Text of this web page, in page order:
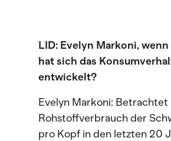
LID: Evelyn Markoni,
hat sich das
entwickelt?
Evelyn Markoni:
Rohstoffverbrauch der
pro Kopf in den letzten 20